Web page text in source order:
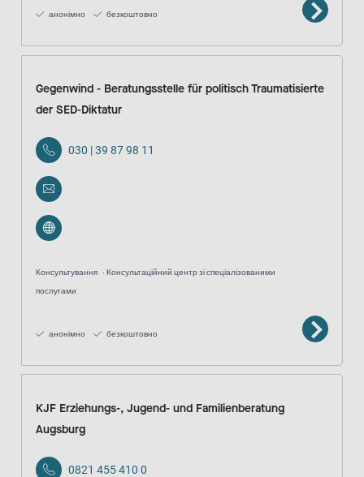
анонімно безкоштовно
Gegenwind - Beratungsstelle für politisch Traumatisierte
der SED-Diktatur
030 | 39 87 98 11
Консультування
Консультаційний центр зі спеціалізованими
послугами
анонімно безкоштовно
KJF Erziehungs-, Jugend- und Familienberatung
Augsburg
0821 455 410 0